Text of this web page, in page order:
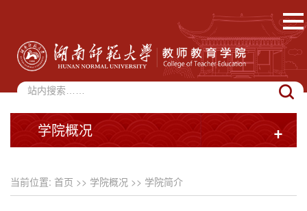
学院概况 +
当前位置: 首页 >> 学院概况 >> 学院简介